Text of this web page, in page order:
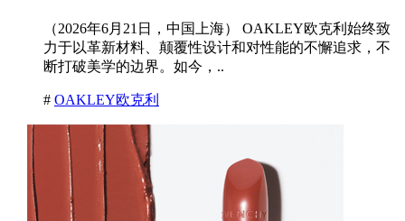
（2026年6月21日，中国上海） OAKLEY欧克利始终致
力于以革新材料、颠覆性设计和对性能的不懈追求，不
断打破美学的边界。如今，..
# OAKLEY欧克利